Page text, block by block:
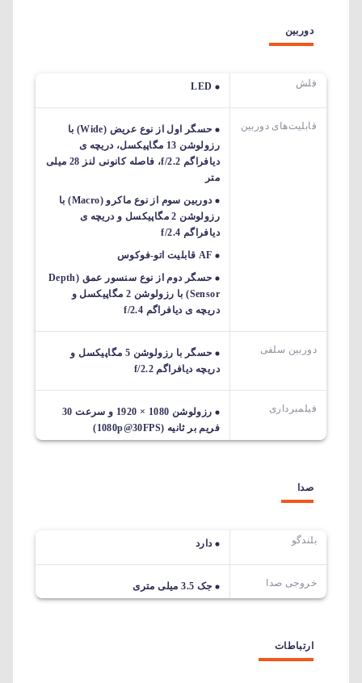
دوربین
فلش LED
قابلیت‌های دوربین‌
حسگر اول از نوع عریض (Wide) با
رزولوشن 13 مگاپیکسل، دریچه ی
دیافراگم f/2.2، فاصله کانونی لنز 28 میلی
متر
دوربین سوم از نوع ماکرو (Macro) با
رزولوشن 2 مگاپیکسل و دریچه ی
دیافراگم f/2.4
AF قابلیت اتو-فوکوس
حسگر دوم از نوع سنسور عمق (Depth
Sensor) با رزولوشن 2 مگاپیکسل و
دریچه ی دیافراگم f/2.4
دوربین سلفی
حسگر با رزولوشن 5 مگاپیکسل و
دریچه دیافراگم f/2.2
فیلمبرداری
رزولوشن 1080 × 1920 و سرعت 30
فریم بر ثانیه (1080p@30FPS)
صدا
بلندگو دارد
خروجی صدا جک 3.5 میلی متری
ارتباطات